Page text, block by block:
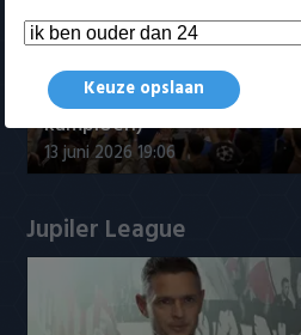
Tigers Roermond - Futsal
Amsterdam 3-0 (Roermond
kampioen)
13 juni 2026 19:06
Jupiler League
Keuze opslaan